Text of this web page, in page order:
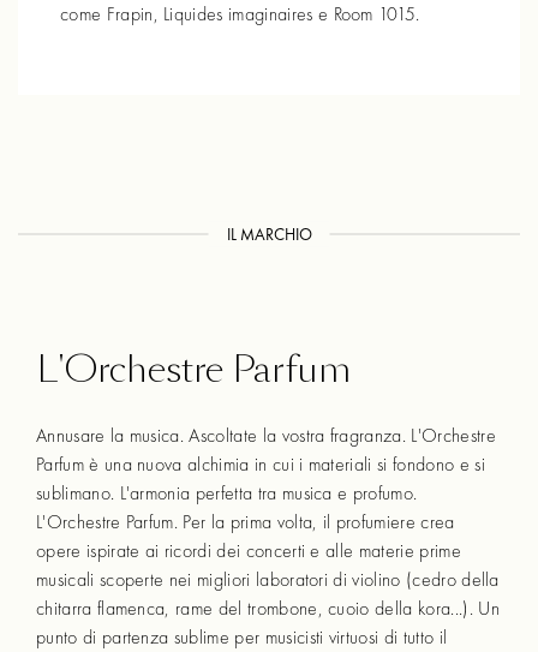
come Frapin, Liquides imaginaires e Room 1015.
IL MARCHIO
L'Orchestre Parfum
Annusare la musica. Ascoltate la vostra fragranza. L'Orchestre
Parfum è una nuova alchimia in cui i materiali si fondono e si
sublimano. L'armonia perfetta tra musica e profumo.
L'Orchestre Parfum. Per la prima volta, il profumiere crea
opere ispirate ai ricordi dei concerti e alle materie prime
musicali scoperte nei migliori laboratori di violino (cedro della
chitarra flamenca, rame del trombone, cuoio della kora...). Un
punto di partenza sublime per musicisti virtuosi di tutto il